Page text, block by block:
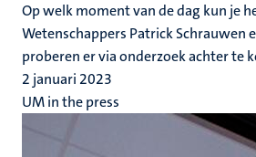
Op welk moment van de dag kun je
Wetenschappers Patrick Schrauwen
proberen er via onderzoek achter te
2 januari 2023
UM in the press